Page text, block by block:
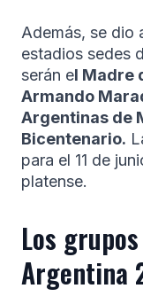
Además, se dio
estadios sedes
serán el Madre
Armando
Argentinas de
Bicentenario.
para el 11 de
platense.
Los
Argentina